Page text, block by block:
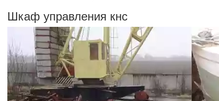
Шкаф управления кнс